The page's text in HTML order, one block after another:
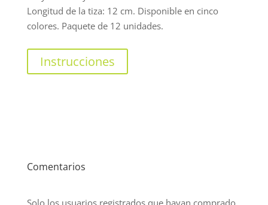
Longitud de la tiza: 12 cm. Disponible en cinco
colores. Paquete de 12 unidades.
Instrucciones
Comentarios